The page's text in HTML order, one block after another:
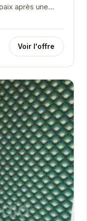
après une
Voir l'offre